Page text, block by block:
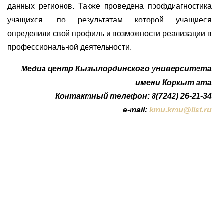
данных регионов. Также проведена профдиагностика
учащихся, по результатам которой учащиеся
определили свой профиль и возможности реализации в
профессиональной деятельности.
Медиа центр Кызылординского университета
имени Коркыт ата
Контактный телефон: 8(7242) 26-21-34
e-mail: kmu.kmu@list.ru